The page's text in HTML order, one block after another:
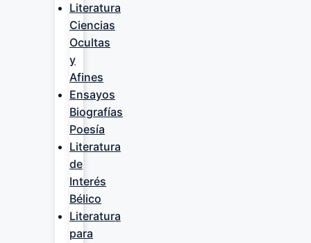
Literatura
Ciencias
Ocultas
y
Afines
Ensayos
Biografías
Poesía
Literatura
de
Interés
Bélico
Literatura
para